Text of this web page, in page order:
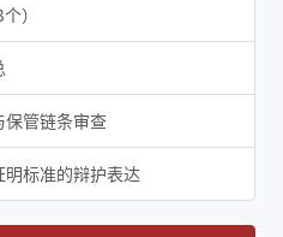
）
保管链条审查
标准的辩护表达